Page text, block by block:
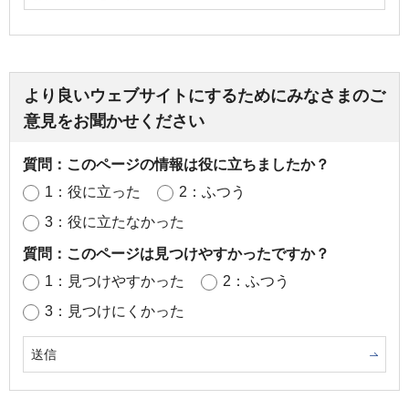
より良いウェブサイトにするためにみなさまのご
意見をお聞かせください
質問：このページの情報は役に立ちましたか？
1：役に立った
2：ふつう
3：役に立たなかった
質問：このページは見つけやすかったですか？
1：見つけやすかった
2：ふつう
3：見つけにくかった